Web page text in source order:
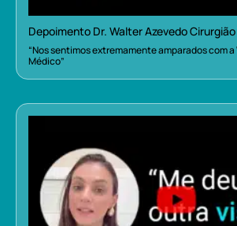
Depoimento Dr. Walter Azevedo
“Nos sentimos extremamente amparados com
Médico”